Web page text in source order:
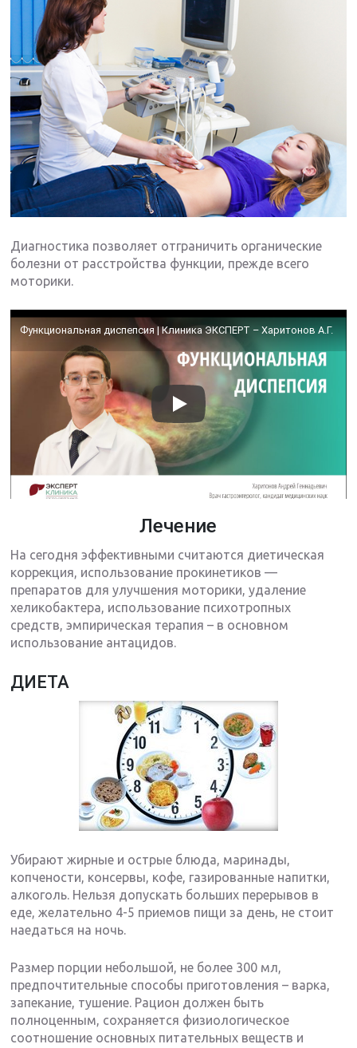
Диагностика позволяет отграничить органические
болезни от расстройства функции, прежде всего
моторики.
Функциональная диспепсия | Клиника ЭКСПЕРТ – Харитонов А.Г.
Лечение
На сегодня эффективными считаются диетическая
коррекция, использование прокинетиков —
препаратов для улучшения моторики, удаление
хеликобактера, использование психотропных
средств, эмпирическая терапия – в основном
использование антацидов.
ДИЕТА
Убирают жирные и острые блюда, маринады,
копчености, консервы, кофе, газированные напитки,
алкоголь. Нельзя допускать больших перерывов в
еде, желательно 4-5 приемов пищи за день, не стоит
наедаться на ночь.
Размер порции небольшой, не более 300 мл,
предпочтительные способы приготовления – варка,
запекание, тушение. Рацион должен быть
полноценным, сохраняется физиологическое
соотношение основных питательных веществ и